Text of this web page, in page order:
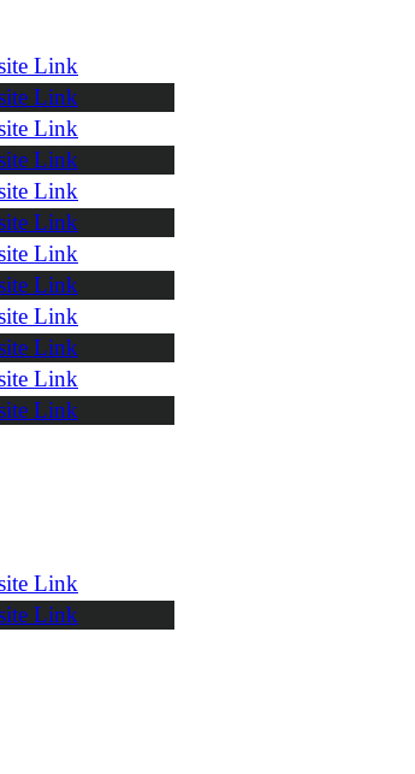
Link
Link
Link
Link
Link
Link
Link
Link
Link
Link
Link
Link
Link
Link